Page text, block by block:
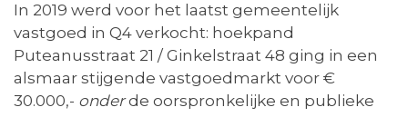
In 2019 werd voor het laatst gemeentelijk
vastgoed in Q4 verkocht: hoekpand
Puteanusstraat 21 / Ginkelstraat 48 ging in een
alsmaar stijgende vastgoedmarkt voor €
30.000,- onderde oorspronkelijke en publieke